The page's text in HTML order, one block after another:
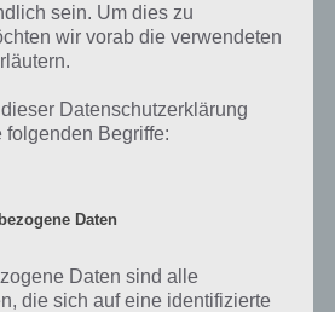
Icon mit einer Tür und einer Hand.
Nun kannst du Nachbarn bei
Dazu steht dir die Farm ID, Facebook,
ist nun einfach die Farm ID, die du unten
Küste Nachbarn hinzufügen.
sein. Um dies zu
wir vorab die verwendeten
Datenschutzerklärung
folgenden Begriffe:
Daten
Daten sind alle
die sich auf eine identifizierte